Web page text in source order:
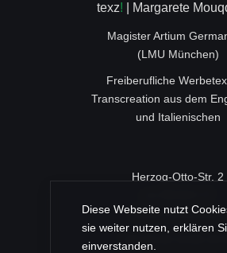
texz! | Margarete
Magister Artium
(LMU München)
Freiberufliche
Transcreation aus dem
und Italienischen
Herzog-Otto-Str. 2
83022 Rosenheim
+49 (0) 80 31/46 35
Diese Webseite nutzt
sie weiter nutzen, erklären
einverstanden.